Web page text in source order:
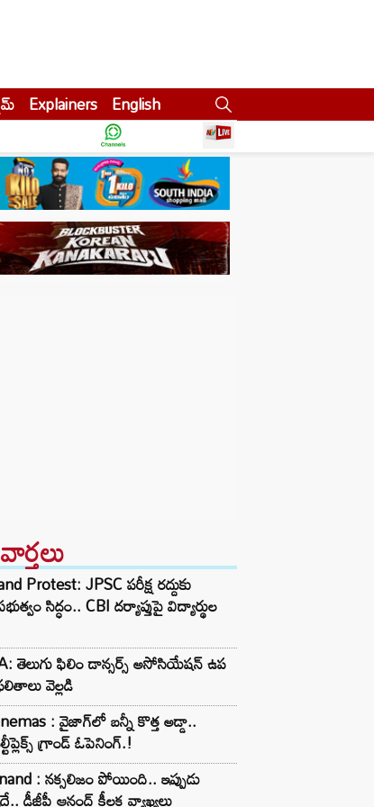
Explainers English
Protest: JPSC పరీక్ష రద్దుకు
సిద్ధం.. CBI దర్యాప్తుపై విద్యార్థుల
తెలుగు ఫిలిం డాన్సర్స్ అసోసియేషన్ ఉప
వెల్లడి
: వైజాగ్‌లో బన్నీ కొత్త అడ్డా..
గ్రాండ్ ఓపెనింగ్.!
: నక్సలిజం పోయింది.. ఇప్పుడు
డీజీపీ ఆనంద్ కీలక వ్యాఖ్యలు